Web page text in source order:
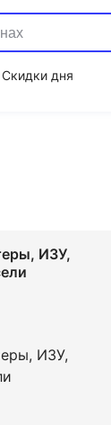
Скидки дня
ИЗУ,